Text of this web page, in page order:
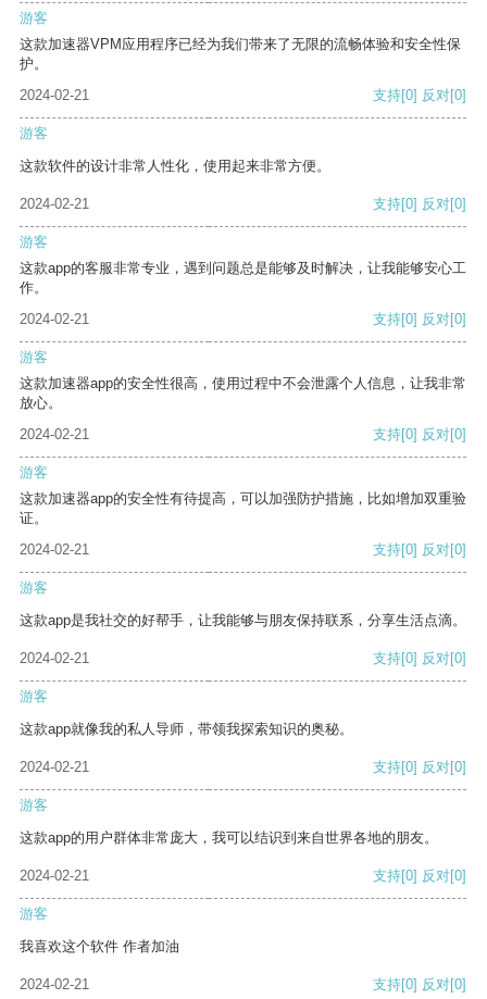
游客
这款加速器VPM应用程序已经为我们带来了无限的流畅体验和安全性保
护。
2024-02-21
支持[0] 反对[0]
游客
这款软件的设计非常人性化，使用起来非常方便。
2024-02-21 支持[0] 反对[0]
游客
这款app的客服非常专业，遇到问题总是能够及时解决，让我能够安心工
作。
2024-02-21
支持[0] 反对[0]
游客
这款加速器app的安全性很高，使用过程中不会泄露个人信息，让我非常
放心。
2024-02-21
支持[0] 反对[0]
游客
这款加速器app的安全性有待提高，可以加强防护措施，比如增加双重验
证。
2024-02-21
支持[0] 反对[0]
游客
这款app是我社交的好帮手，让我能够与朋友保持联系，分享生活点滴。
2024-02-21 支持[0] 反对[0]
游客
这款app就像我的私人导师，带领我探索知识的奥秘。
2024-02-21 支持[0] 反对[0]
游客
这款app的用户群体非常庞大，我可以结识到来自世界各地的朋友。
2024-02-21 支持[0] 反对[0]
游客
我喜欢这个软件 作者加油
2024-02-21 支持[0] 反对[0]